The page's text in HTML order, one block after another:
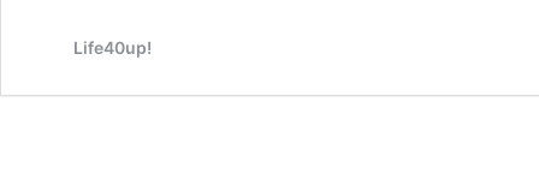
Life40up!